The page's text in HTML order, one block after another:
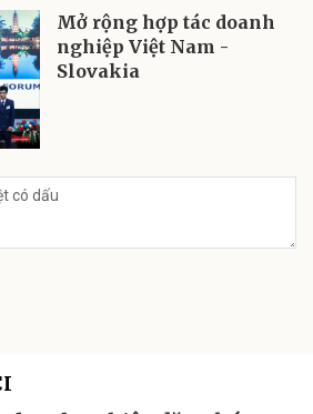
Mở rộng hợp tác doanh
nghiệp Việt Nam -
Slovakia